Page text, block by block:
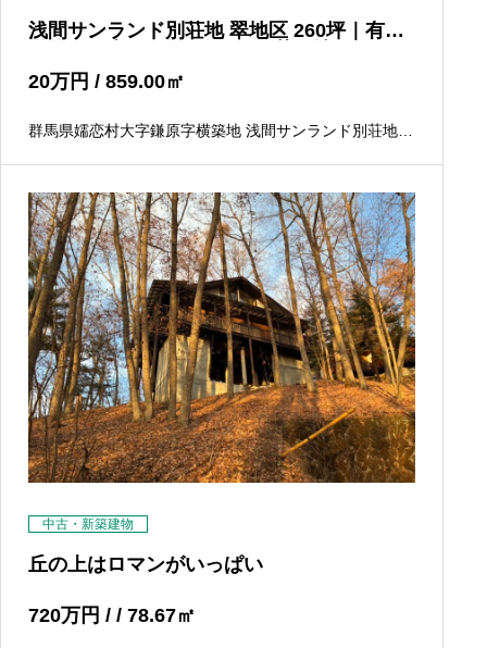
浅間サンランド別荘地 翠地区 260坪｜有料
20万円 / 859.00㎡
群馬県嬬恋村大字鎌原字横築地 浅間サンランド別荘地内
中古・新築建物
丘の上はロマンがいっぱい
720万円 / / 78.67㎡